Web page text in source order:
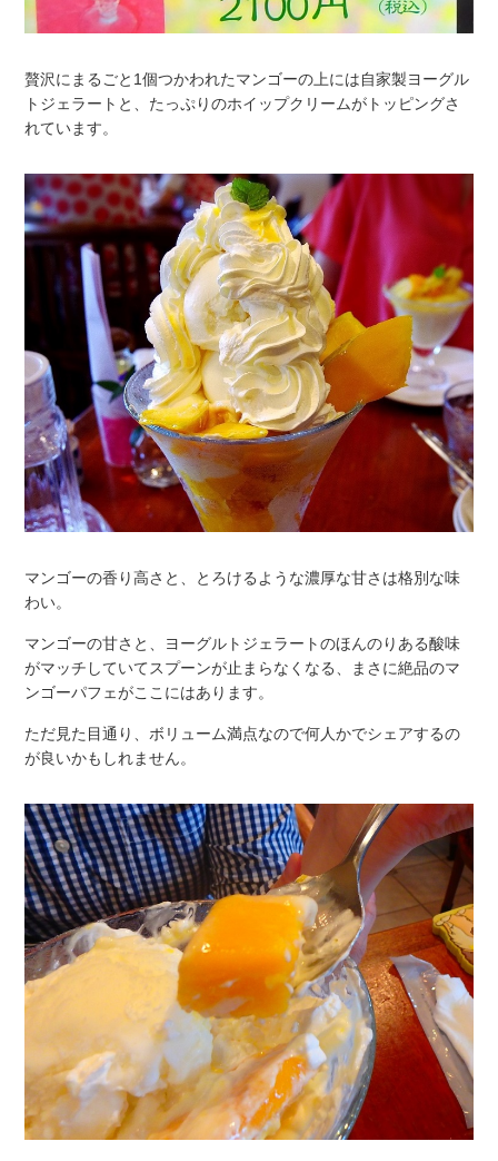
贅沢にまるごと1個つかわれたマンゴーの上には自家製ヨーグル
トジェラートと、たっぷりのホイップクリームがトッピングさ
れています。
マンゴーの香り高さと、とろけるような濃厚な甘さは格別な味
わい。
マンゴーの甘さと、ヨーグルトジェラートのほんのりある酸味
がマッチしていてスプーンが止まらなくなる、まさに絶品のマ
ンゴーパフェがここにはあります。
ただ見た目通り、ボリューム満点なので何人かでシェアするの
が良いかもしれません。